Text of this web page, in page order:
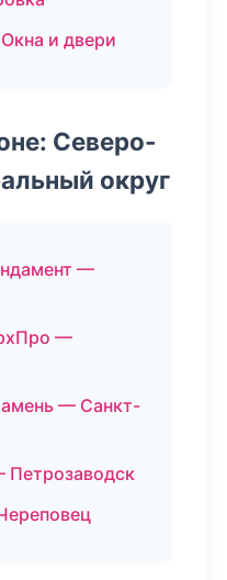
и двери
Северо-
округ
—
—
— Санкт-